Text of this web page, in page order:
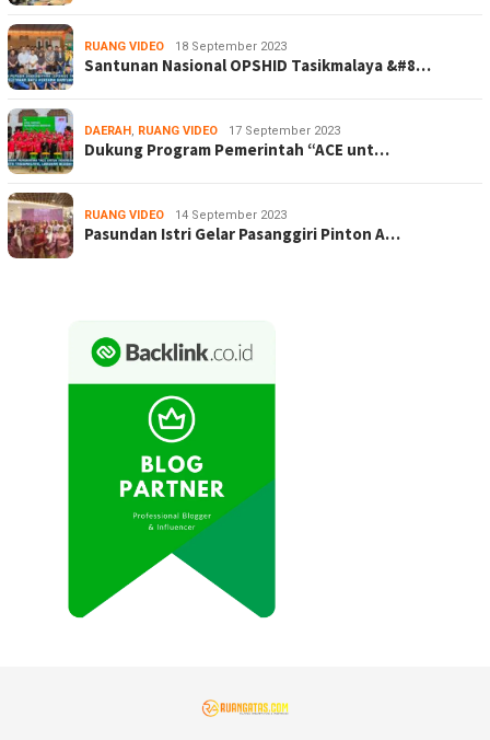
RUANG VIDEO 18 September 2023
Santunan Nasional OPSHID Tasikmalaya &#8…
DAERAH, RUANG VIDEO 17 September 2023
Dukung Program Pemerintah “ACE unt…
RUANG VIDEO 14 September 2023
Pasundan Istri Gelar Pasanggiri Pinton A…